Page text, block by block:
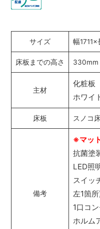
サイズ 幅
床板までの高さ 330mm
主材
化粧板
ホワイ
床板 スノコ
備考
※マッ
抗菌塗
LED照
スイッ
左1箇
1口コ
ホルム